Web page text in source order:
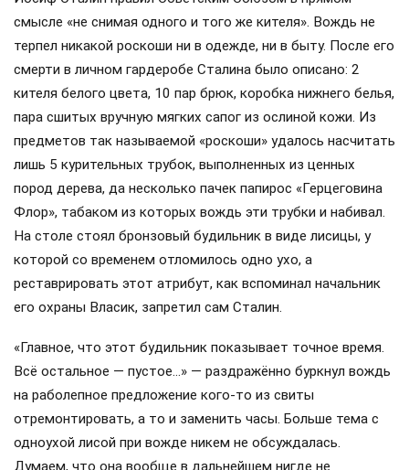
вождь не дотягивал даже до уровня главного инженера
крупного завода!
Конечно, у главы государства, в отличие от того же
инженера, были служебные импортные автомобили,
которые достались ему «по наследству» от царской
семьи. Во всяком случае, их не выписывали из-за рубежа
за счёт небогатого российского бюджета. Конечно, была
и бесплатная квартира в Кремле, но вот бесплатных
продуктовых наборов, о которых взахлёб рассказывали
перестроечные СМИ, увы, не было: за все продукты на
своём столе Ленин платил исключительно из своего
кармана.
например супы из чечевицы и пшённую кашу. Его
ординарец Желтышёв позже вспоминал, что в
кремлёвскую квартиру вождя он приносил судки с обедом
из обычной столовой, где питались и рядовые
сотрудники ВЦИКа: от курьеров и шофёров до
делопроизводителей и секретарей.